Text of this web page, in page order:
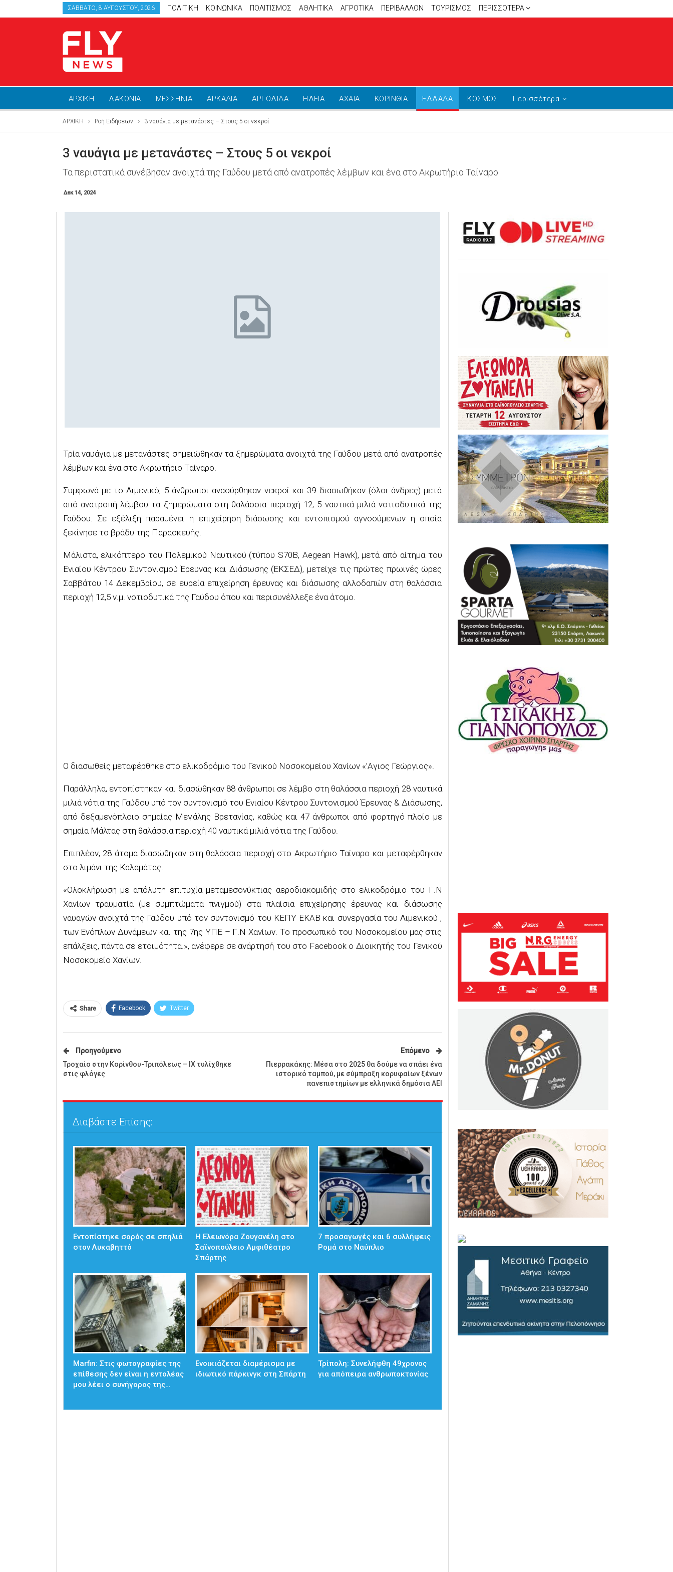
ΣΆΒΒΑΤΟ, 8 ΑΥΓΟΎΣΤΟΥ, 2026 ΠΟΛΙΤΙΚΗ ΚΟΙΝΩΝΙΚΑ ΠΟΛΙΤΙΣΜΟΣ ΑΘΛΗΤΙΚΆ ΑΓΡΟΤΙΚΑ ΠΕΡΙΒΑΛΛΟΝ ΤΟΥΡΙΣΜΟΣ ΠΕΡΙΣΣΌΤΕΡΑ
ΑΡΧΙΚΗ ΛΑΚΩΝΙΑ ΜΕΣΣΗΝΙΑ ΑΡΚΑΔΙΑ ΑΡΓΟΛΙΔΑ ΗΛΕΙΑ ΑΧΑΪΑ ΚΟΡΙΝΘΙΑ ΕΛΛΑΔΑ ΚΟΣΜΟΣ Περισσότερα
ΑΡΧΙΚΗ Ροή Ειδήσεων 3 ναυάγια με μετανάστες – Στους 5 οι νεκροί
3 ναυάγια με μετανάστες – Στους 5 οι νεκροί
Τα περιστατικά συνέβησαν ανοιχτά της Γαύδου μετά από ανατροπές λέμβων και ένα στο Ακρωτήριο Ταίναρο
Δεκ 14, 2024
Τρία ναυάγια με μετανάστες σημειώθηκαν τα ξημερώματα ανοιχτά της Γαύδου μετά από ανατροπές
λέμβων και ένα στο Ακρωτήριο Ταίναρο.
Συμφωνά με το Λιμενικό, 5 άνθρωποι ανασύρθηκαν νεκροί και 39 διασωθήκαν (όλοι άνδρες) μετά
από ανατροπή λέμβου τα ξημερώματα στη θαλάσσια περιοχή 12, 5 ναυτικά μιλιά νοτιοδυτικά της
Γαύδου. Σε εξέλιξη παραμένει η επιχείρηση διάσωσης και εντοπισμού αγνοούμενων η οποία
ξεκίνησε το βράδυ της Παρασκευής.
Μάλιστα, ελικόπτερο του Πολεμικού Ναυτικού (τύπου S70B, Aegean Hawk), μετά από αίτημα του
Ενιαίου Κέντρου Συντονισμού Έρευνας και Διάσωσης (ΕΚΣΕΔ), μετείχε τις πρώτες πρωινές ώρες
Σαββάτου 14 Δεκεμβρίου, σε ευρεία επιχείρηση έρευνας και διάσωσης αλλοδαπών στη θαλάσσια
περιοχή 12,5 ν.μ. νοτιοδυτικά της Γαύδου όπου και περισυνέλλεξε ένα άτομο.
Ο διασωθείς μεταφέρθηκε στο ελικοδρόμιο του Γενικού Νοσοκομείου Χανίων «’Αγιος Γεώργιος».
Παράλληλα, εντοπίστηκαν και διασώθηκαν 88 άνθρωποι σε λέμβο στη θαλάσσια περιοχή 28 ναυτικά
μιλιά νότια της Γαύδου υπό τον συντονισμό του Ενιαίου Κέντρου Συντονισμού Έρευνας & Διάσωσης,
από δεξαμενόπλοιο σημαίας Μεγάλης Βρετανίας, καθώς και 47 άνθρωποι από φορτηγό πλοίο με
σημαία Μάλτας στη θαλάσσια περιοχή 40 ναυτικά μιλιά νότια της Γαύδου.
Επιπλέον, 28 άτομα διασώθηκαν στη θαλάσσια περιοχή στο Ακρωτήριο Ταίναρο και μεταφέρθηκαν
στο λιμάνι της Καλαμάτας.
«Ολοκλήρωση με απόλυτη επιτυχία μεταμεσονύκτιας αεροδιακομιδής στο ελικοδρόμιο του Γ.Ν
Χανίων τραυματία (με συμπτώματα πνιγμού) στα πλαίσια επιχείρησης έρευνας και διάσωσης
ναυαγών ανοιχτά της Γαύδου υπό τον συντονισμό του ΚΕΠΥ ΕΚΑΒ και συνεργασία του Λιμενικού ,
των Ενόπλων Δυνάμεων και της 7ης ΥΠΕ – Γ.Ν Χανίων. Το προσωπικό του Νοσοκομείου μας στις
επάλξεις, πάντα σε ετοιμότητα.», ανέφερε σε ανάρτησή του στο Facebook ο Διοικητής του Γενικού
Νοσοκομείο Χανίων.
Share Facebook Twitter
Προηγούμενο
Τροχαίο στην Κορίνθου-Τριπόλεως – ΙΧ τυλίχθηκε
στις φλόγες
Επόμενο
Πιερρακάκης: Μέσα στο 2025 θα δούμε να σπάει ένα
ιστορικό ταμπού, με σύμπραξη κορυφαίων ξένων
πανεπιστημίων με ελληνικά δημόσια ΑΕΙ
Διαβάστε Επίσης:
Εντοπίστηκε σορός σε σπηλιά
στον Λυκαβηττό
Η Ελεωνόρα Ζουγανέλη στο
Σαϊνοπούλειο Αμφιθέατρο
Σπάρτης
7 προσαγωγές και 6 συλλήψεις
Ρομά στο Ναύπλιο
Marfin: Στις φωτογραφίες της
επίθεσης δεν είναι η εντολέας
μου λέει ο συνήγορος της…
Ενοικιάζεται διαμέρισμα με
ιδιωτικό πάρκινγκ στη Σπάρτη
Τρίπολη: Συνελήφθη 49χρονος
για απόπειρα ανθρωποκτονίας